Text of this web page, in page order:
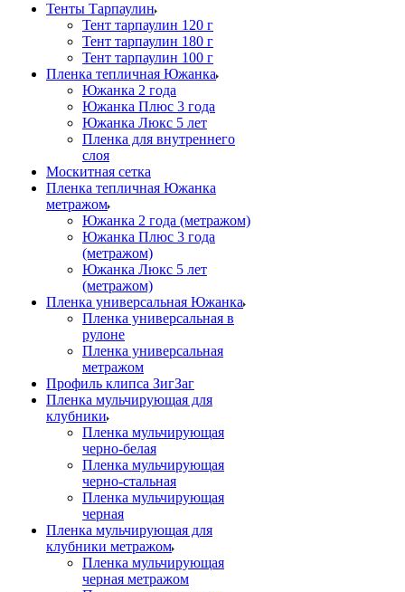
Тенты Тарпаулин
Тент тарпаулин 120 г
Тент тарпаулин 180 г
Тент тарпаулин 100 г
Пленка тепличная Южанка
Южанка 2 года
Южанка Плюс 3 года
Южанка Люкс 5 лет
Пленка для внутреннего
слоя
Москитная сетка
Пленка тепличная Южанка
метражом
Южанка 2 года (метражом)
Южанка Плюс 3 года
(метражом)
Южанка Люкс 5 лет
(метражом)
Пленка универсальная Южанка
Пленка универсальная в
рулоне
Пленка универсальная
метражом
Профиль клипса ЗигЗаг
Пленка мульчирующая для
клубники
Пленка мульчирующая
черно-белая
Пленка мульчирующая
черно-стальная
Пленка мульчирующая
черная
Пленка мульчирующая для
клубники метражом
Пленка мульчирующая
черная метражом